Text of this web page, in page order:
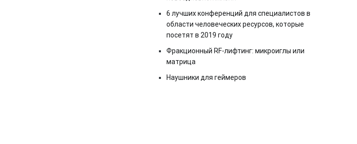
6 лучших конференций для специалистов в
области человеческих ресурсов, которые
посетят в 2019 году
Фракционный RF-лифтинг: микроиглы или
матрица
Наушники для геймеров